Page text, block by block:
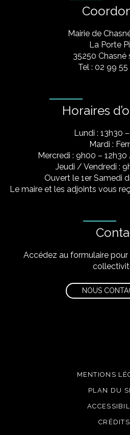
Mairie de
La Porte
35250 Chasné
Tel : 02 99 55
Horaires
Lundi : 13h30
Mardi :
Mercredi : 9h00 –
Jeudi / Vendredi :
Ouvert le 1er Samedi
Le maire et les adjoints vous
Accédez au formulaire
NOUS
MENTIONS
PLAN DU
CRÉDITS